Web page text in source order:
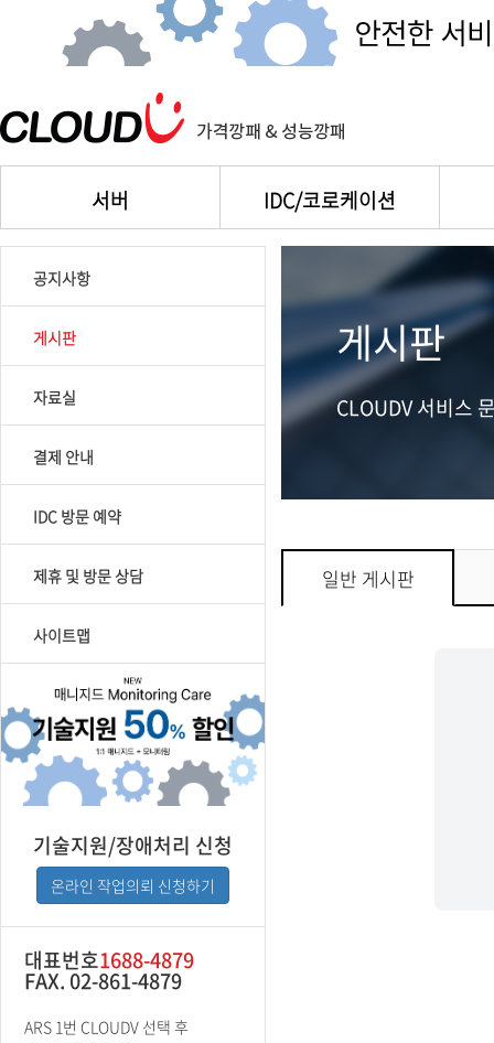
서버 IDC/코로케이션
공지사항
게시판
자료실
결제 안내
IDC 방문 예약
제휴 및 방문 상담
사이트맵
기술지원/장애처리 신청
온라인 작업의뢰 신청하기
대표번호1688-4879
FAX. 02-861-4879
ARS 1번 CLOUDV 선택 후
게시판
CLOUDV 서비스
일반 게시판